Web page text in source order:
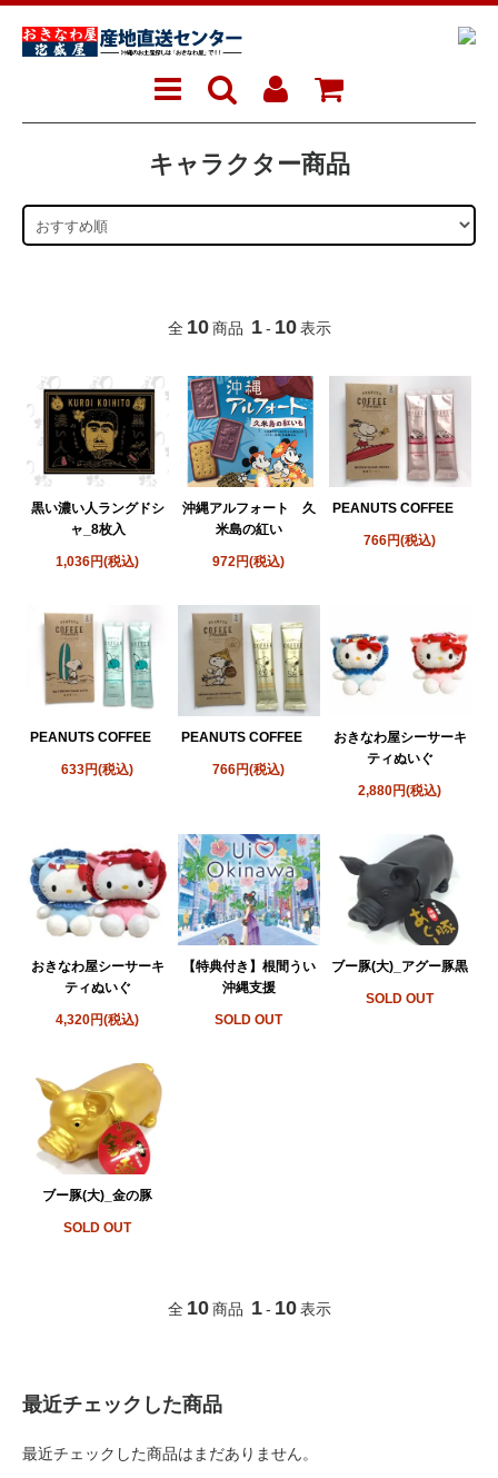
キャラクター商品
全 10 商品 1 - 10 表示
黒い濃い人ラングドシ
ャ_8枚入
1,036円(税込)
沖縄アルフォート 久
米島の紅い
972円(税込)
PEANUTS COFFEE
766円(税込)
PEANUTS COFFEE
633円(税込)
PEANUTS COFFEE
766円(税込)
おきなわ屋シーサーキ
ティぬいぐ
2,880円(税込)
おきなわ屋シーサーキ
ティぬいぐ
4,320円(税込)
【特典付き】根間うい
沖縄支援
SOLD OUT
ブー豚(大)_アグー豚黒
SOLD OUT
ブー豚(大)_金の豚
SOLD OUT
全 10 商品 1 - 10 表示
最近チェックした商品
最近チェックした商品はまだありません。